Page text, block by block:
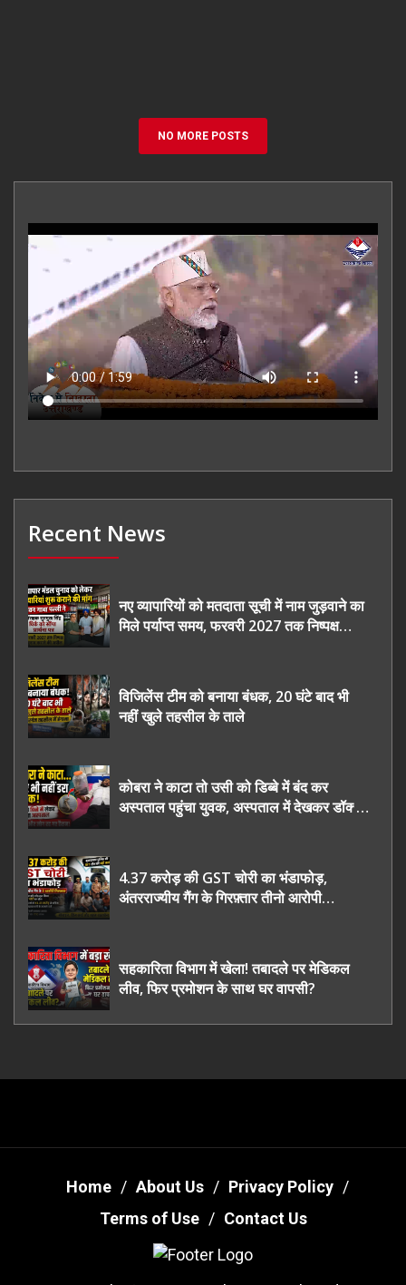
NO MORE POSTS
Recent News
नए व्यापारियों को मतदाता सूची में नाम जुड़वाने का
मिले पर्याप्त समय, फरवरी 2027 तक निष्पक्ष
विजिलेंस टीम को बनाया बंधक, 20 घंटे बाद भी
नहीं खुले तहसील के ताले
कोबरा ने काटा तो उसी को डिब्बे में बंद कर
अस्पताल पहुंचा युवक, अस्पताल में देखकर डॉक्टर
4.37 करोड़ की GST चोरी का भंडाफोड़,
अंतरराज्यीय गैंग के गिरफ़्तार तीनो आरोपी
सहकारिता विभाग में खेला! तबादले पर मेडिकल
लीव, फिर प्रमोशन के साथ घर वापसी?
Home About Us
Privacy Policy
Terms of Use
Contact Us